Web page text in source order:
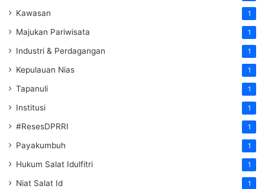
Kawasan 1
Majukan Pariwisata 1
Industri & Perdagangan 1
Kepulauan Nias 1
Tapanuli 1
Institusi 1
#ResesDPRRI 1
Payakumbuh 1
Hukum Salat Idulfitri 1
Niat Salat Id 1